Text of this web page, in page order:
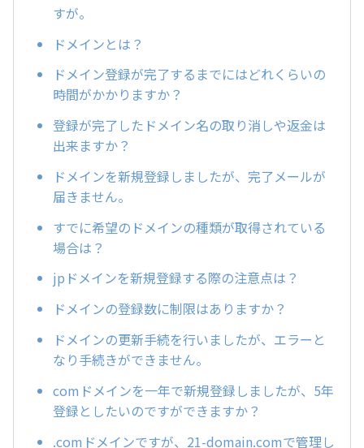
すが。
ドメインとは？
ドメイン登録が完了するまでにはどれくらいの
時間がかかりますか？
登録が完了したドメイン名の取り消しや返金は
出来ますか？
ドメインを新規登録しましたが、完了メールが
届きません。
すでに希望のドメインの種類が取得されている
場合は？
jpドメインを新規登録する際の注意点は？
ドメインの登録数に制限はありますか？
ドメインの更新手続を行いましたが、エラーと
なり手続きができません。
comドメインを一年で新規登録しましたが、5年
登録としたいのですができますか？
.comドメインですが、21-domain.comで管理し